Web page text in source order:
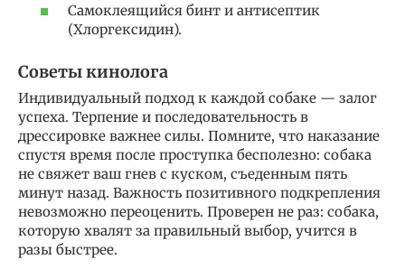
Самоклеящийся бинт и антисептик
(Хлоргексидин).
Советы кинолога
Индивидуальный подход к каждой собаке — залог
успеха. Терпение и последовательность в
дрессировке важнее силы. Помните, что наказание
спустя время после проступка бесполезно: собака
не свяжет ваш гнев с куском, съеденным пять
минут назад. Важность позитивного подкрепления
невозможно переоценить. Проверен не раз: собака,
которую хвалят за правильный выбор, учится в
разы быстрее.